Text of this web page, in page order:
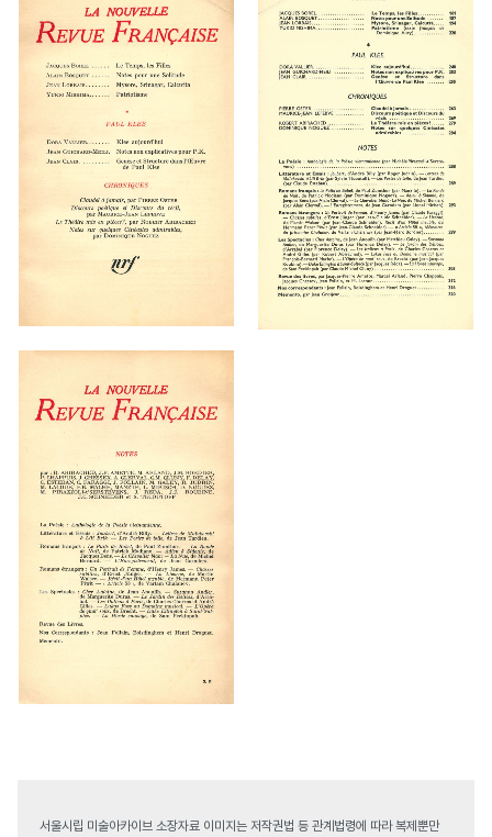
서울시립 미술아카이브 소장자료 이미지는 저작권법 등 관계법령에 따라 복제뿐만